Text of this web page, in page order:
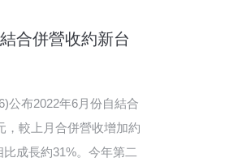
合併營收約新台
公布2022年6月份自結合
，較上月合併營收增加約
成長約31%。今年第二